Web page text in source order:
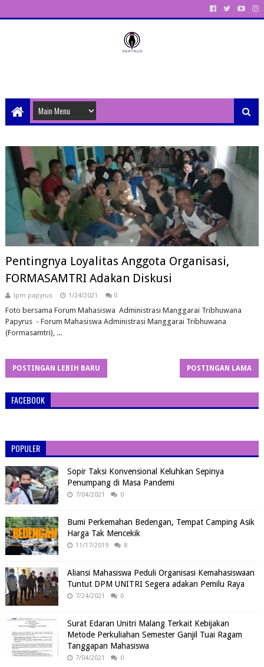
Pentingnya Loyalitas Anggota Organisasi,
FORMASAMTRI Adakan Diskusi
lpm papyrus 1/24/2021 0
Foto bersama Forum Mahasiswa Administrasi Manggarai Tribhuwana
Papyrus - Forum Mahasiswa Administrasi Manggarai Tribhuwana
(Formasamtri), ...
POSTINGAN LEBIH BARU POSTINGAN LAMA
FACEBOOK
POPULER
Sopir Taksi Konvensional Keluhkan Sepinya
Penumpang di Masa Pandemi
7/04/2021 0
Bumi Perkemahan Bedengan, Tempat Camping Asik
Harga Tak Mencekik
11/17/2019 8
Aliansi Mahasiswa Peduli Organisasi Kemahasiswaan
Tuntut DPM UNITRI Segera adakan Pemilu Raya
7/24/2021 0
Surat Edaran Unitri Malang Terkait Kebijakan
Metode Perkuliahan Semester Ganjil Tuai Ragam
Tanggapan Mahasiswa
7/04/2021 0